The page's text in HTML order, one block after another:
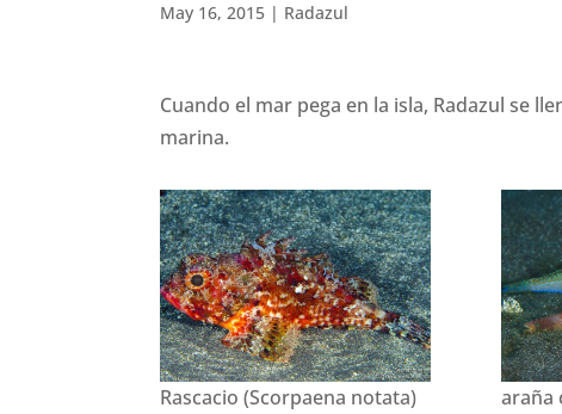
May 16, 2015 | Radazul
Cuando el mar pega en la isla, Radazul se
marina.
Rascacio (Scorpaena notata)
araña